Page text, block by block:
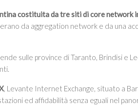
costituita da tre siti di core network
da aggregation network e da una
sulle province di Taranto, Brindisi e
, Levante Internet Exchange, situato a
ed affidabilità senza eguali nel